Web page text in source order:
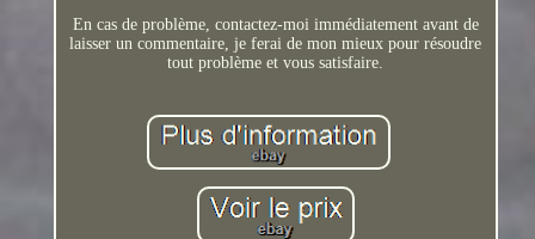
En cas de problème, contactez-moi immédiatement avant de
laisser un commentaire, je ferai de mon mieux pour résoudre
tout problème et vous satisfaire.